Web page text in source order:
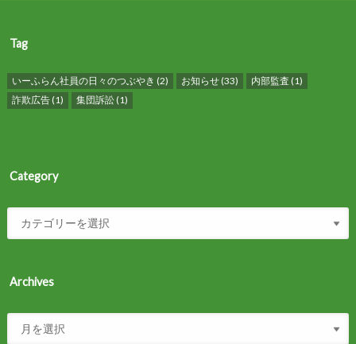
Tag
いーふらん社員の日々のつぶやき (2) お知らせ(33) 内部監査 (1)
詐欺広告(1) 集団訴訟(1)
Category
Archives